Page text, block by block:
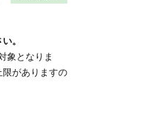
。
象となりま
がありますの